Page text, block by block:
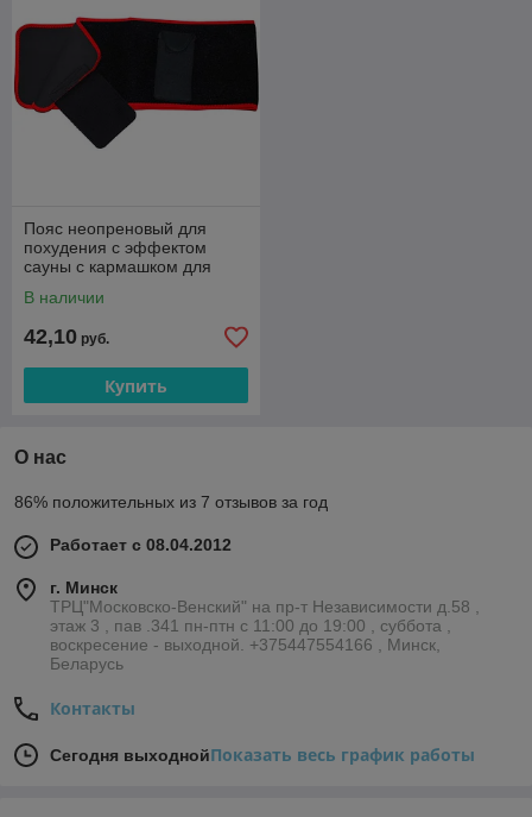
Пояс неопреновый для
похудения с эффектом
сауны с кармашком для
В наличии
42,10 руб.
Купить
О нас
86% положительных из 7 отзывов за год
Работает с 08.04.2012
г. Минск
ТРЦ"Московско-Венский" на пр-т Независимости д.58 ,
этаж 3 , пав .341 пн-птн с 11:00 до 19:00 , суббота ,
воскресение - выходной. +375447554166 , Минск,
Беларусь
Контакты
Сегодня выходнойПоказать весь график работы